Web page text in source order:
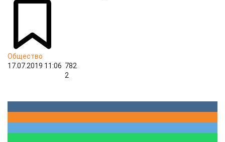
Общество
17.07.2019 11:06 782
2